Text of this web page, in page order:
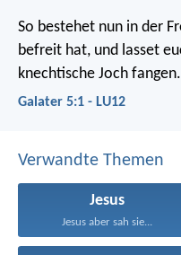
So bestehet nun in der
befreit hat, und lasset
knechtische Joch fangen.
Galater 5:1 - LU12
Verwandte Themen
Jesus
Jesus aber sah sie...